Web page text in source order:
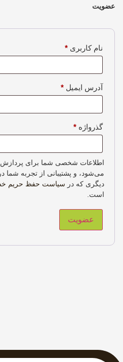
عضویت
نام کاربری *
آدرس ایمیل *
گذرواژه *
اطلاعات شخصی شما برای
می‌شود، و پشتیبانی از تجربه شما
دیگری که در سیاست حفظ حریم
است.
عضویت